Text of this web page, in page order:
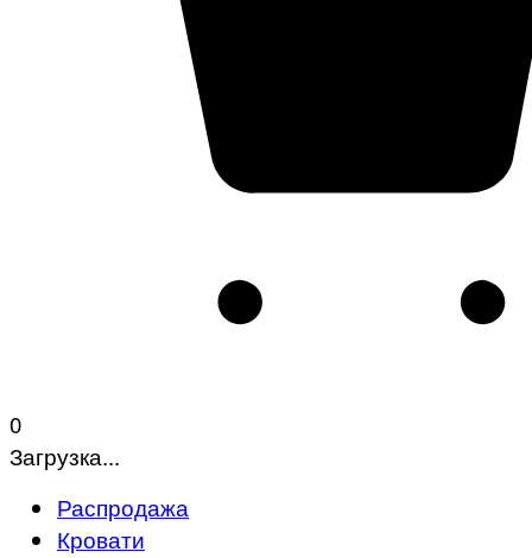
0
Загрузка...
Распродажа
Кровати